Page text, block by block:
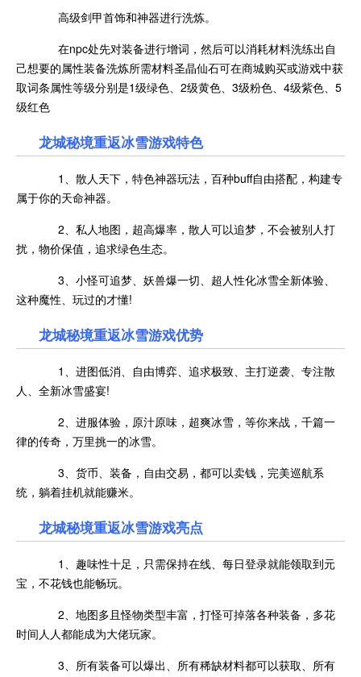
高级剑甲首饰和神器进行洗炼。
在npc处先对装备进行增词，然后可以消耗材料洗练出自
己想要的属性装备洗炼所需材料圣晶仙石可在商城购买或游戏中获
取词条属性等级分别是1级绿色、2级黄色、3级粉色、4级紫色、5
级红色
龙城秘境重返冰雪游戏特色
1、散人天下，特色神器玩法，百种buff自由搭配，构建专
属于你的天命神器。
2、私人地图，超高爆率，散人可以追梦，不会被别人打
扰，物价保值，追求绿色生态。
3、小怪可追梦、妖兽爆一切、超人性化冰雪全新体验、
这种魔性、玩过的才懂!
龙城秘境重返冰雪游戏优势
1、进图低消、自由博弈、追求极致、主打逆袭、专注散
人、全新冰雪盛宴!
2、进服体验，原汁原味，超爽冰雪，等你来战，千篇一
律的传奇，万里挑一的冰雪。
3、货币、装备，自由交易，都可以卖钱，完美巡航系
统，躺着挂机就能赚米。
龙城秘境重返冰雪游戏亮点
1、趣味性十足，只需保持在线、每日登录就能领取到元
宝，不花钱也能畅玩。
2、地图多且怪物类型丰富，打怪可掉落各种装备，多花
时间人人都能成为大佬玩家。
3、所有装备可以爆出、所有稀缺材料都可以获取、所有